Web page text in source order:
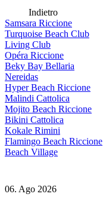
Indietro
Samsara Riccione
Turquoise Beach Club
Living Club
Opéra Riccione
Beky Bay Bellaria
Nereidas
Hyper Beach Riccione
Malindi Cattolica
Mojito Beach Riccione
Bikini Cattolica
Kokale Rimini
Flamingo Beach Riccione
Beach Village
06. Ago 2026